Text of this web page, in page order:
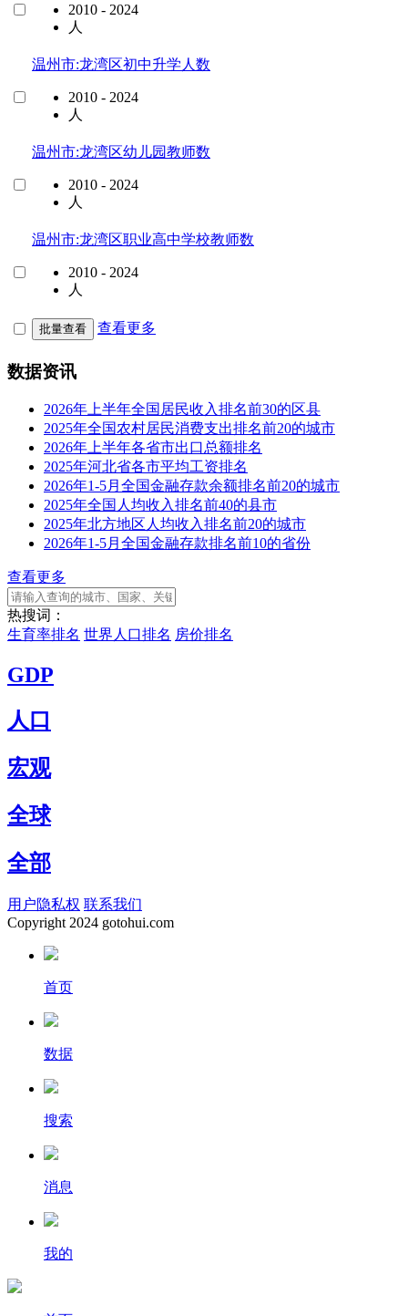
2010 - 2024
人
温州市:龙湾区初中升学人数
2010 - 2024
人
温州市:龙湾区幼儿园教师数
2010 - 2024
人
温州市:龙湾区职业高中学校教师数
2010 - 2024
人
批量查看 查看更多
数据资讯
2026年上半年全国居民收入排名前30的区县
2025年全国农村居民消费支出排名前20的城市
2026年上半年各省市出口总额排名
2025年河北省各市平均工资排名
2026年1-5月全国金融存款余额排名前20的城市
2025年全国人均收入排名前40的县市
2025年北方地区人均收入排名前20的城市
2026年1-5月全国金融存款排名前10的省份
查看更多
热搜词：
生育率排名 世界人口排名 房价排名
GDP
人口
宏观
全球
全部
用户隐私权 联系我们
Copyright 2024 gotohui.com
首页
数据
搜索
消息
我的